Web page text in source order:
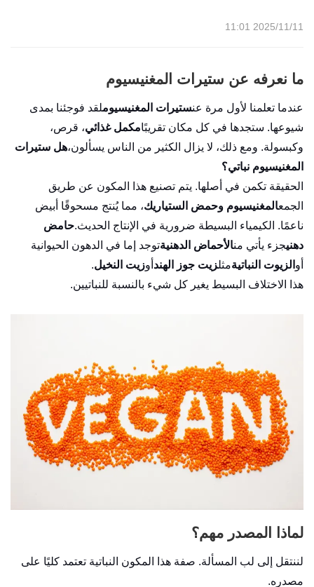
2025/11/11 11:01
ما نعرفه عن ستيرات المغنيسيوم
عندما تعلمنا لأول مرة عنستيرات المغنيسيوملقد فوجئنا بمدى
شيوعها. ستجدها في كل مكان تقريبًامكمل غذائي، قرص،
وكبسولة. ومع ذلك، لا يزال الكثير من الناس يسألون،هل ستيرات
المغنيسيوم نباتي؟
الحقيقة تكمن في أصلها. يتم تصنيع هذا المكون عن طريق
الجمعالمغنيسيوم وحمض الستياريك، مما يُنتج مسحوقًا أبيض
ناعمًا. الكيمياء البسيطة ضرورية في الإنتاج الحديث.حامض
دهنيجزء يأتي منالأحماض الدهنيةتوجد إما في الدهون الحيوانية
أو الزيوت النباتيةمثلزيت جوز الهند أوزيت النخيل.
هذا الاختلاف البسيط يغير كل شيء بالنسبة للنباتيين.
لماذا المصدر مهم؟
لننتقل إلى لب المسألة. صفة هذا المكون النباتية تعتمد كليًا على
مصدره.